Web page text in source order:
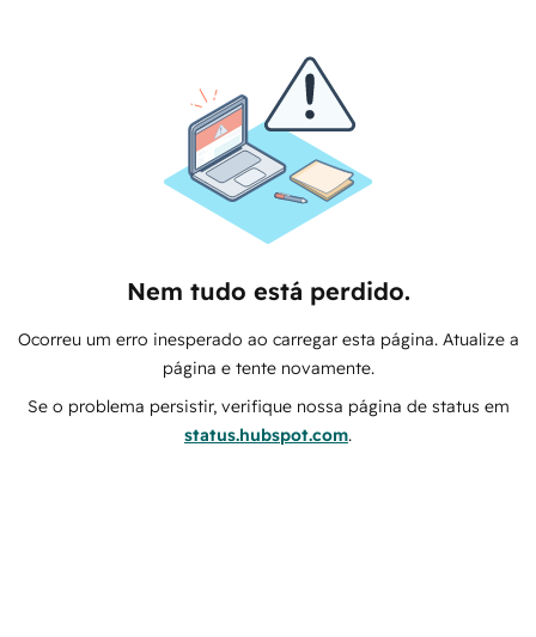
Nem tudo está perdido.
Ocorreu um erro inesperado ao carregar esta página. Atualize a
página e tente novamente.
Se o problema persistir, verifique nossa página de status em
status.hubspot.com.